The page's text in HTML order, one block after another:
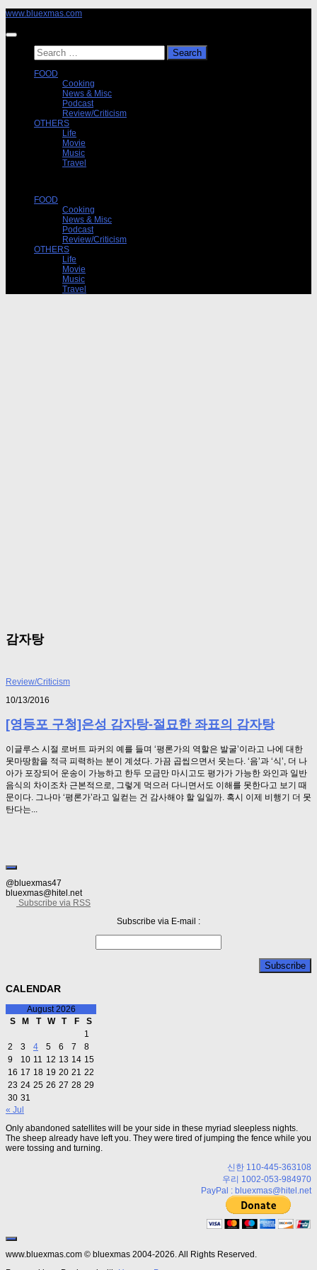
Skip
content
www.bluexmas.com
Search
for:
FOOD
Cooking
News & Misc
Podcast
Review/Criticism
OTHERS
Life
Movie
Music
Travel
FOOD
Cooking
News & Misc
Podcast
Review/Criticism
OTHERS
Life
Movie
Music
Travel
감자탕
Review/Criticism
10/13/2016
[영등포 구청]은성 감자탕-절묘한 좌표의 감자탕
이글루스 시절 로버트 파커의 예를 들며 ‘평론가의 역할은 발굴’이라고 나에 대한
못마땅함을 적극 피력하는 분이 계셨다. 가끔 곱씹으면서 웃는다. ‘음’과 ‘식’, 더 나
아가 포장되어 운송이 가능하고 한두 모금만 마시고도 평가가 가능한 와인과 일반
음식의 차이조차 근본적으로, 그렇게 먹으러 다니면서도 이해를 못한다고 보기 때
문이다. 그나마 ‘평론가’라고 일컫는 건 감사해야 할 일일까. 혹시 이제 비행기 더 못
탄다는...
@bluexmas47
bluexmas@hitel.net
Subscribe via RSS
Subscribe via E-mail :
CALENDAR
August 2026
S
M T W T F
S
1
2
3 4 5 6 7
8
9
10 11 12 13 14 15
16 17 18 19 20 21 22
23 24 25 26 27 28 29
30 31
« Jul
Only abandoned satellites will be your side in these myriad sleepless nights.
The sheep already have left you. They were tired of jumping the fence while you
were tossing and turning.
신한 110-445-363108
우리 1002-053-984970
PayPal : bluexmas@hitel.net
www.bluexmas.com © bluexmas 2004-2026. All Rights Reserved.